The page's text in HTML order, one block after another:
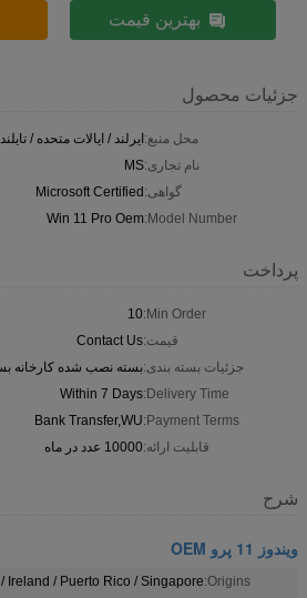
بهترین قیمت
جزئیات محصول
محل منبع:ایرلند / ایالات متحده /
نام تجاری:MS
گواهی:Microsoft Certified
Model Number:
Win 11 Pro Oem
پرداخت
Min Order:
10
قیمت:Contact Us
جزئیات بسته بندی:بسته نصب شده کارخانه
Delivery Time:
Within 7 Days
Payment Terms:
Bank Transfer,WU
قابلیت ارائه:10000 عدد در ماه
شرح
ویندوز 11 پرو OEM
Origins:
/ Ireland / Puerto Rico / Singapore